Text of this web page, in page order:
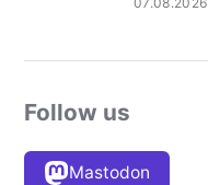
Follow us
Mastodon